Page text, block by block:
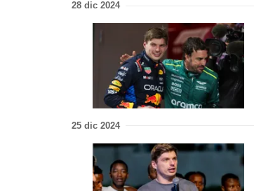
28 dic 2024
25 dic 2024